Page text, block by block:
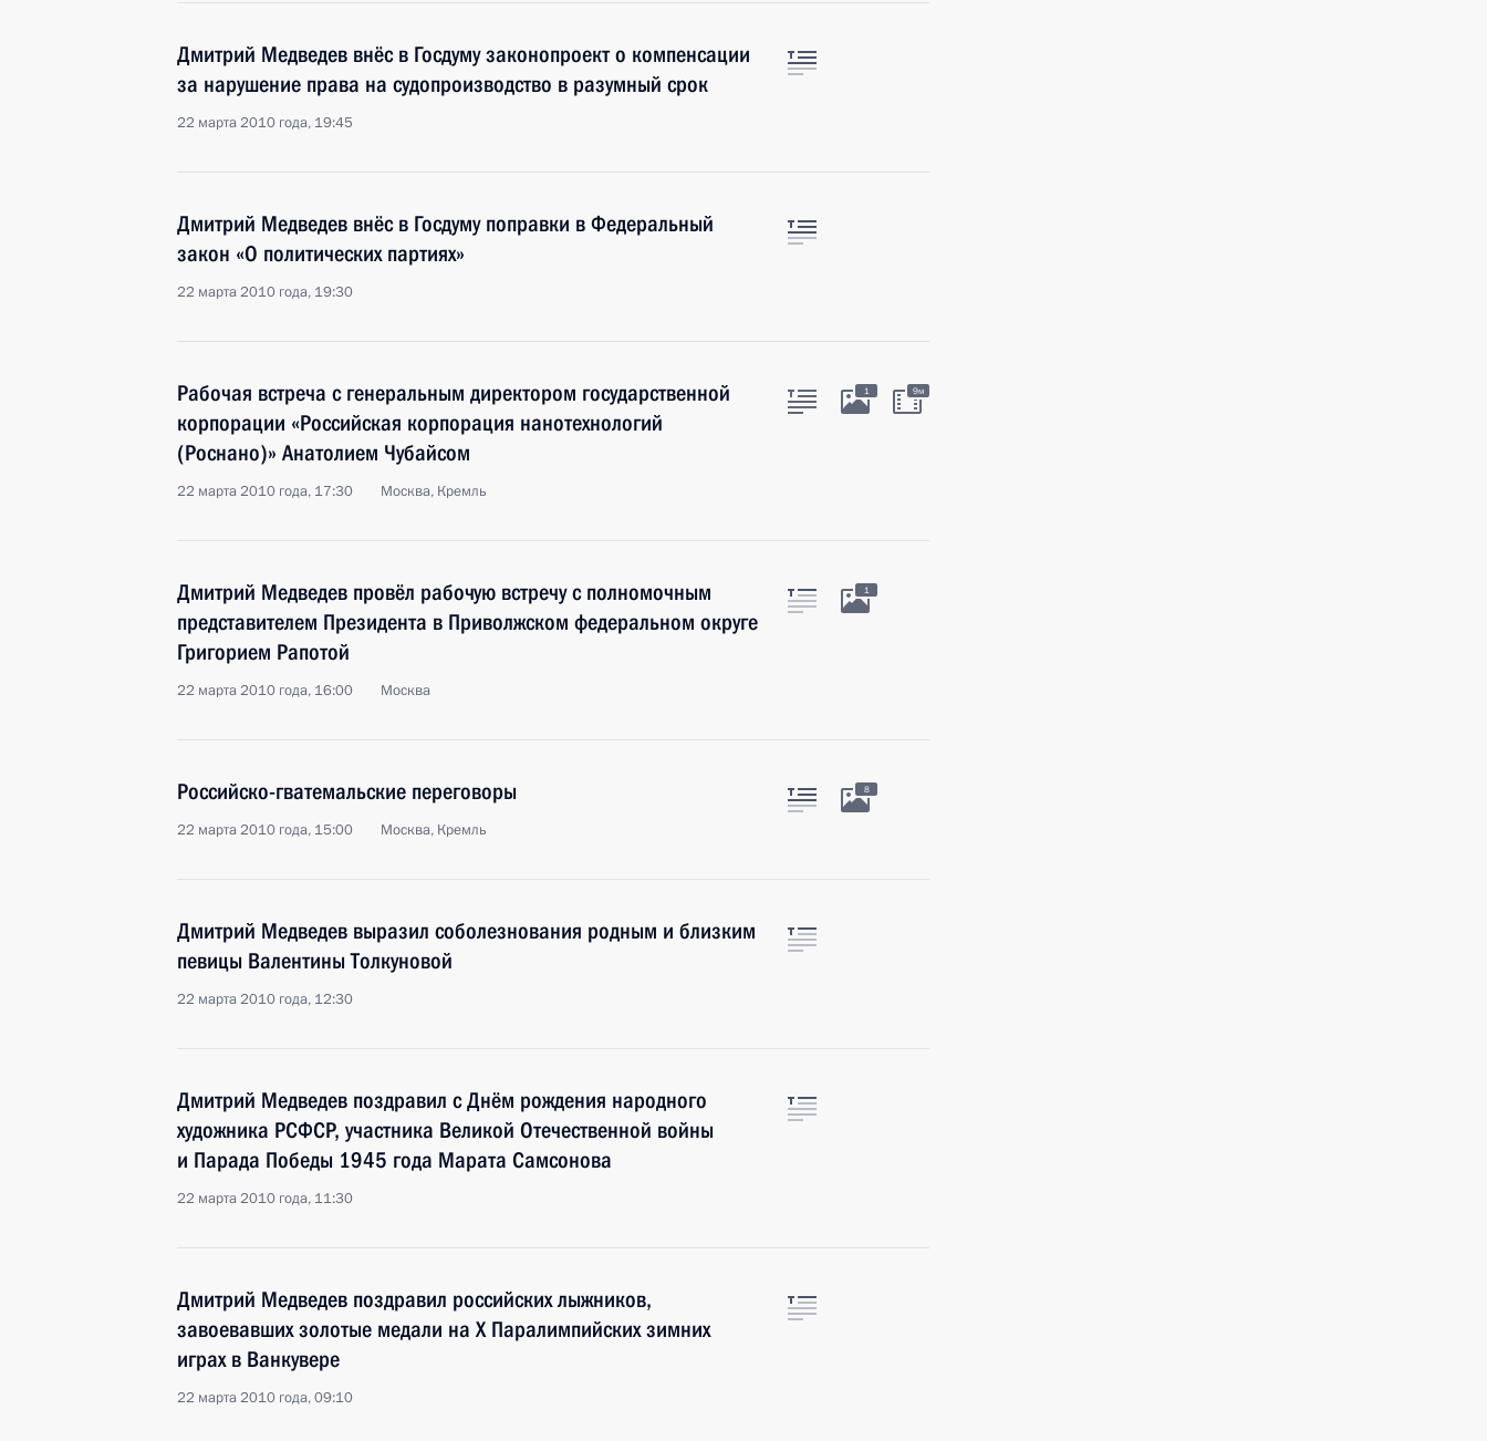
Дмитрий Медведев внёс в Госдуму законопроект о компенсации
за нарушение права на судопроизводство в разумный срок
22 марта 2010 года, 19:45
Дмитрий Медведев внёс в Госдуму поправки в Федеральный
закон «О политических партиях»
22 марта 2010 года, 19:30
Рабочая встреча с генеральным директором государственной
корпорации «Российская корпорация нанотехнологий
(Роснано)» Анатолием Чубайсом
22 марта 2010 года, 17:30 Москва, Кремль
1 9м
Дмитрий Медведев провёл рабочую встречу с полномочным
представителем Президента в Приволжском федеральном округе
Григорием Рапотой
22 марта 2010 года, 16:00 Москва
1
Российско-гватемальские переговоры
22 марта 2010 года, 15:00 Москва, Кремль
8
Дмитрий Медведев выразил соболезнования родным и близким
певицы Валентины Толкуновой
22 марта 2010 года, 12:30
Дмитрий Медведев поздравил с Днём рождения народного
художника РСФСР, участника Великой Отечественной войны
и Парада Победы 1945 года Марата Самсонова
22 марта 2010 года, 11:30
Дмитрий Медведев поздравил российских лыжников,
завоевавших золотые медали на Х Паралимпийских зимних
играх в Ванкувере
22 марта 2010 года, 09:10